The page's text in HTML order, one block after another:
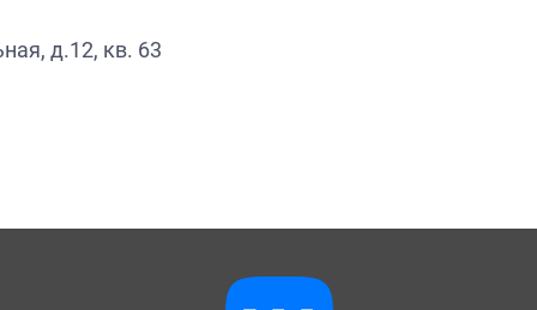
- управление внутренних дел
- 02
внимание, осторожность,
д.12, кв. 63